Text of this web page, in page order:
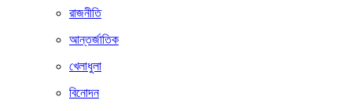
রাজনীতি
আন্তর্জাতিক
খেলাধুলা
বিনোদন